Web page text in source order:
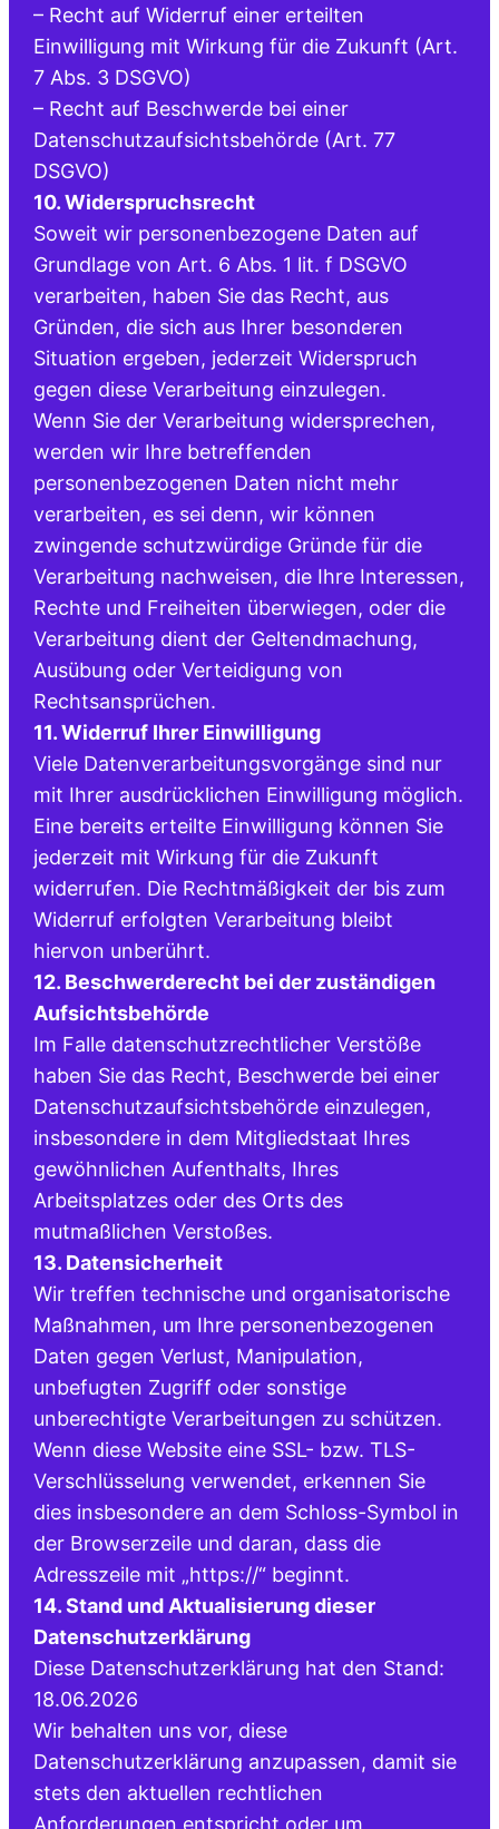
– Recht auf Widerruf einer erteilten
Einwilligung mit Wirkung für die Zukunft (Art.
7 Abs. 3 DSGVO)
– Recht auf Beschwerde bei einer
Datenschutzaufsichtsbehörde (Art. 77
DSGVO)
10. Widerspruchsrecht
Soweit wir personenbezogene Daten auf
Grundlage von Art. 6 Abs. 1 lit. f DSGVO
verarbeiten, haben Sie das Recht, aus
Gründen, die sich aus Ihrer besonderen
Situation ergeben, jederzeit Widerspruch
gegen diese Verarbeitung einzulegen.
Wenn Sie der Verarbeitung widersprechen,
werden wir Ihre betreffenden
personenbezogenen Daten nicht mehr
verarbeiten, es sei denn, wir können
zwingende schutzwürdige Gründe für die
Verarbeitung nachweisen, die Ihre Interessen,
Rechte und Freiheiten überwiegen, oder die
Verarbeitung dient der Geltendmachung,
Ausübung oder Verteidigung von
Rechtsansprüchen.
11. Widerruf Ihrer Einwilligung
Viele Datenverarbeitungsvorgänge sind nur
mit Ihrer ausdrücklichen Einwilligung möglich.
Eine bereits erteilte Einwilligung können Sie
jederzeit mit Wirkung für die Zukunft
widerrufen. Die Rechtmäßigkeit der bis zum
Widerruf erfolgten Verarbeitung bleibt
hiervon unberührt.
12. Beschwerderecht bei der zuständigen
Aufsichtsbehörde
Im Falle datenschutzrechtlicher Verstöße
haben Sie das Recht, Beschwerde bei einer
Datenschutzaufsichtsbehörde einzulegen,
insbesondere in dem Mitgliedstaat Ihres
gewöhnlichen Aufenthalts, Ihres
Arbeitsplatzes oder des Orts des
mutmaßlichen Verstoßes.
13. Datensicherheit
Wir treffen technische und organisatorische
Maßnahmen, um Ihre personenbezogenen
Daten gegen Verlust, Manipulation,
unbefugten Zugriff oder sonstige
unberechtigte Verarbeitungen zu schützen.
Wenn diese Website eine SSL- bzw. TLS-
Verschlüsselung verwendet, erkennen Sie
dies insbesondere an dem Schloss-Symbol in
der Browserzeile und daran, dass die
Adresszeile mit „https://“ beginnt.
14. Stand und Aktualisierung dieser
Datenschutzerklärung
Diese Datenschutzerklärung hat den Stand:
18.06.2026
Wir behalten uns vor, diese
Datenschutzerklärung anzupassen, damit sie
stets den aktuellen rechtlichen
Anforderungen entspricht oder um